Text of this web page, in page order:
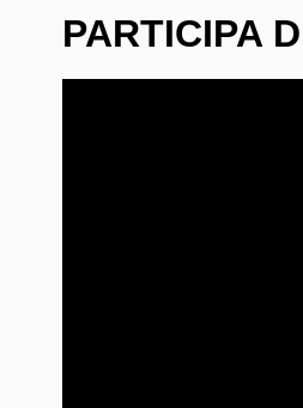
PARTICIPA